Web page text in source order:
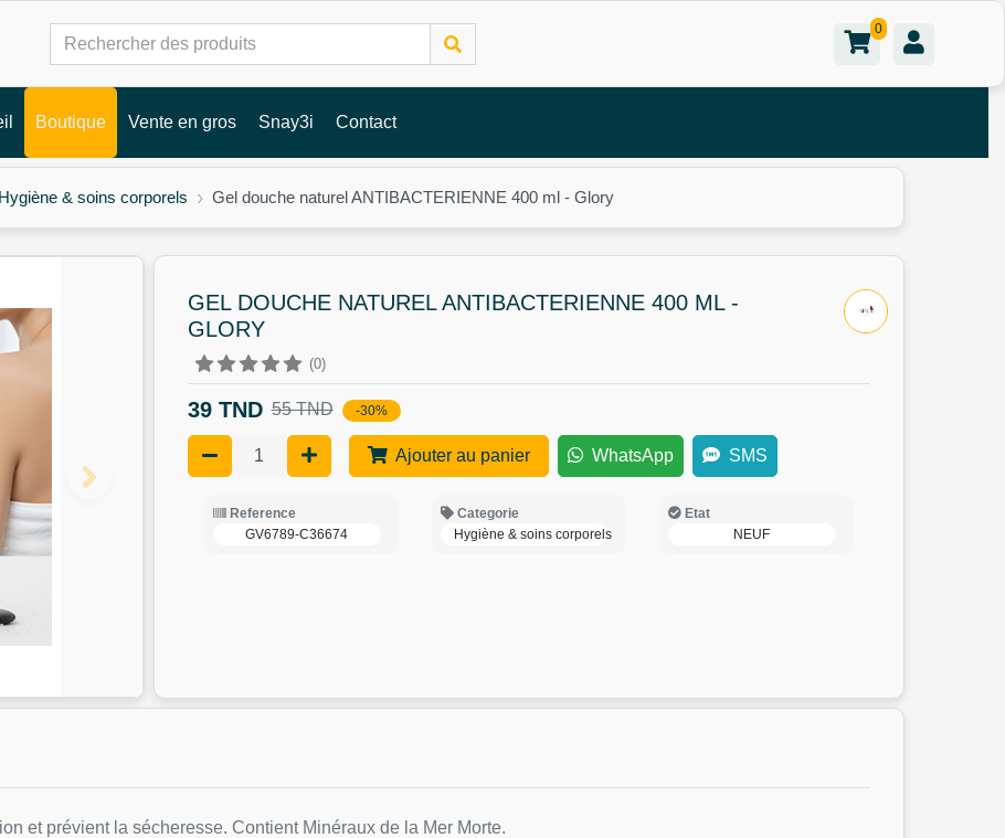
0
Boutique Vente en gros Snay3i Contact
Hygiène & soins corporels Gel douche naturel ANTIBACTERIENNE 400 ml - Glory
GEL DOUCHE NATUREL ANTIBACTERIENNE 400 ML -
GLORY
(0)
39 TND 55 TND -30%
Ajouter au panier WhatsApp SMS
Reference
GV6789-C36674
Categorie
Hygiène & soins corporels
Etat
NEUF
et prévient la sécheresse. Contient Minéraux de la Mer Morte.